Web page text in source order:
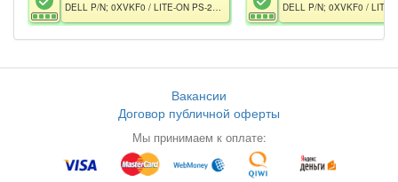
DELL P/N; 0XVKF0 / LITE-ON PS-2112-2L REV.:04
Вакансии
Договор публичной оферты
Мы принимаем к оплате: